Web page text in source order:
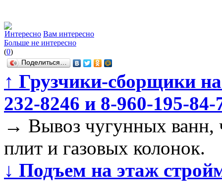
Интересно Вам интересно
Больше не интересно
(0)
Поделиться…
↑ Грузчики-сборщики на
232-8246 и 8-960-195-84-
→ Вывоз чугунных ванн,
плит и газовых колонок.
↓ Подъем на этаж